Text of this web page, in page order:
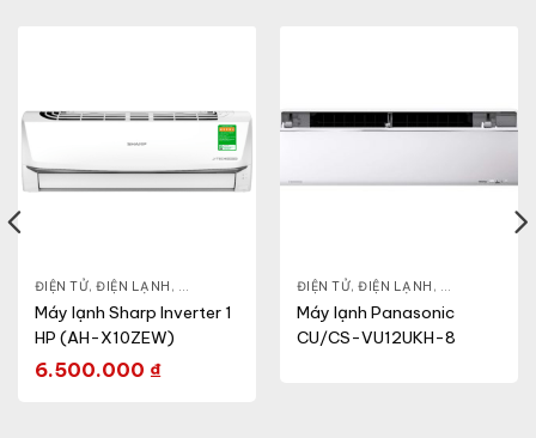
ĐIỆN TỬ, ĐIỆN LẠNH , MÁY LẠNH
Máy lạnh Sharp Inverter 1
HP (AH-X10ZEW)
6.500.000 ₫
ĐIỆN TỬ, ĐIỆN LẠNH , MÁY LẠNH
Máy lạnh Panasonic
CU/CS-VU12UKH-8